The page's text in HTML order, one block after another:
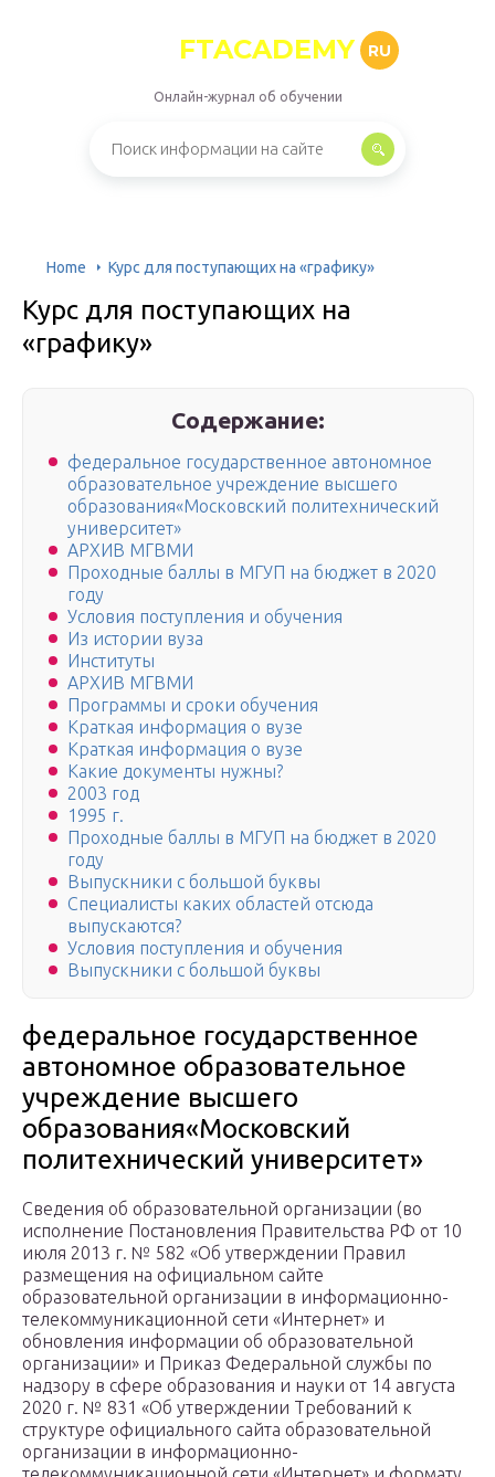
FTACADEMY RU
Онлайн-журнал об обучении
Home Курс для поступающих на «графику»
Курс для поступающих на
«графику»
Содержание:
федеральное государственное автономное
образовательное учреждение высшего
образования«Московский политехнический
университет»
АРХИВ МГВМИ
Проходные баллы в МГУП на бюджет в 2020
году
Условия поступления и обучения
Из истории вуза
Институты
АРХИВ МГВМИ
Программы и сроки обучения
Краткая информация о вузе
Краткая информация о вузе
Какие документы нужны?
2003 год
1995 г.
Проходные баллы в МГУП на бюджет в 2020
году
Выпускники с большой буквы
Специалисты каких областей отсюда
выпускаются?
Условия поступления и обучения
Выпускники с большой буквы
федеральное государственное
автономное образовательное
учреждение высшего
образования«Московский
политехнический университет»
Сведения об образовательной организации (во
исполнение Постановления Правительства РФ от 10
июля 2013 г. № 582 «Об утверждении Правил
размещения на официальном сайте
образовательной организации в информационно-
телекоммуникационной сети «Интернет» и
обновления информации об образовательной
организации» и Приказ Федеральной службы по
надзору в сфере образования и науки от 14 августа
2020 г. № 831 «Об утверждении Требований к
структуре официального сайта образовательной
организации в информационно-